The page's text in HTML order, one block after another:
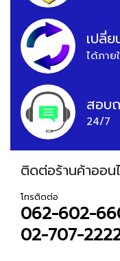
เปลี่
ได้ภาย
สอบ
24/7
ติดต่อร้านค้าออน
โทรติดต่อ
062-602-
02-707-